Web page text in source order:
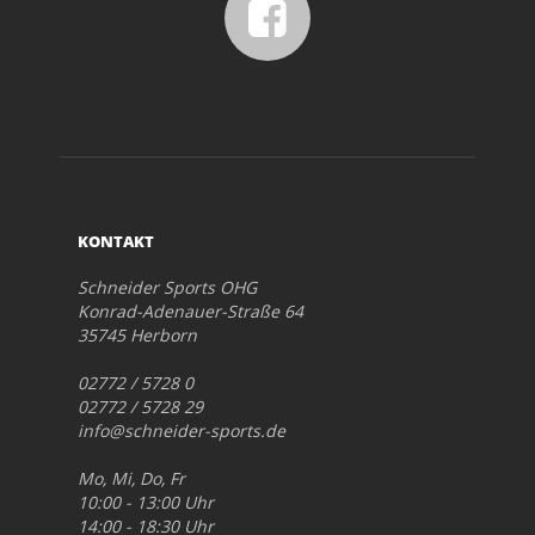
KONTAKT
Schneider Sports OHG
Konrad-Adenauer-Straße 64
35745 Herborn
02772 / 5728 0
02772 / 5728 29
info@schneider-sports.de
Mo, Mi, Do, Fr
10:00 - 13:00 Uhr
14:00 - 18:30 Uhr